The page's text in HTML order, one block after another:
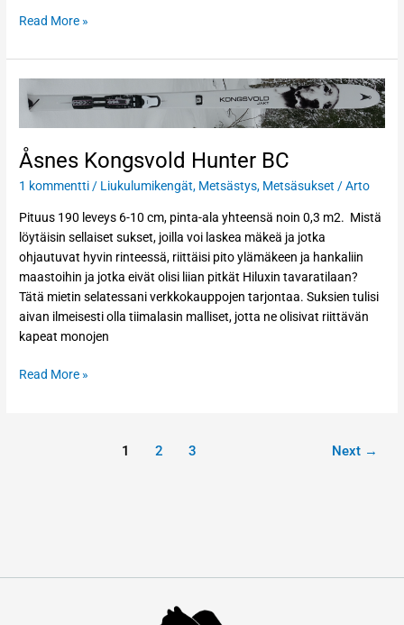
Read More »
Åsnes Kongsvold Hunter BC
1 kommentti/ Liukulumikengät, Metsästys, Metsäsukset /Arto
Pituus 190 leveys 6-10 cm, pinta-ala yhteensä noin 0,3 m2. Mistä
löytäisin sellaiset sukset, joilla voi laskea mäkeä ja jotka
ohjautuvat hyvin rinteessä, riittäisi pito ylämäkeen ja hankaliin
maastoihin ja jotka eivät olisi liian pitkät Hiluxin tavaratilaan?
Tätä mietin selatessani verkkokauppojen tarjontaa. Suksien tulisi
aivan ilmeisesti olla tiimalasin malliset, jotta ne olisivat riittävän
kapeat monojen
Kongsvold
Hunter
BC
Read More »
1 2 3 Next →